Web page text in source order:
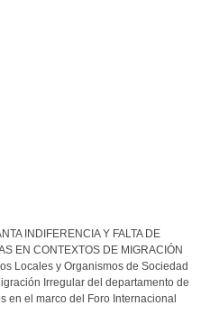
INDIFERENCIA Y FALTA DE
EN CONTEXTOS DE MIGRACIÓN
Locales y Organismos de Sociedad
Irregular del departamento de
en el marco del Foro Internacional